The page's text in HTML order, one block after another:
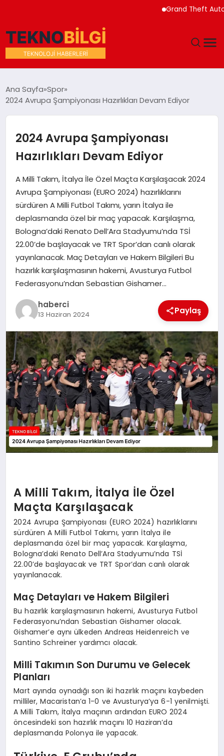
Grand Theft Auto VI
EĞITIM
EKONOMI
MAGAZIN
SAĞLIK
SIYASET
SPOR
TEKNOLOJI
YAŞAM
Ana Sayfa Spor
2024 Avrupa Şampiyonası Hazırlıkları Devam Ediyor
2024 Avrupa Şampiyonası
Hazırlıkları Devam Ediyor
A Milli Takım, İtalya İle Özel Maçta Karşılaşacak 2024
Avrupa Şampiyonası (EURO 2024) hazırlıklarını
sürdüren A Milli Futbol Takımı, yarın İtalya ile
deplasmanda özel bir maç yapacak. Karşılaşma,
Bologna’daki Renato Dell’Ara Stadyumu’nda TSİ
22.00’de başlayacak ve TRT Spor’dan canlı olarak
yayınlanacak. Maç Detayları ve Hakem Bilgileri Bu
hazırlık karşılaşmasının hakemi, Avusturya Futbol
Federasyonu’ndan Sebastian Gishamer…
haberci
13 Haziran 2024 Paylaş
A Milli Takım, İtalya İle Özel
Maçta Karşılaşacak
2024 Avrupa Şampiyonası (EURO 2024) hazırlıklarını
sürdüren A Milli Futbol Takımı, yarın İtalya ile
deplasmanda özel bir maç yapacak. Karşılaşma,
Bologna’daki Renato Dell’Ara Stadyumu’nda TSİ
22.00’de başlayacak ve TRT Spor’dan canlı olarak
yayınlanacak.
Maç Detayları ve Hakem Bilgileri
Bu hazırlık karşılaşmasının hakemi, Avusturya Futbol
Federasyonu’ndan Sebastian Gishamer olacak.
Gishamer’e aynı ülkeden Andreas Heidenreich ve
Santino Schreiner yardımcı olacak.
Milli Takımın Son Durumu ve Gelecek
Planları
Mart ayında oynadığı son iki hazırlık maçını kaybeden
milliler, Macaristan’a 1-0 ve Avusturya’ya 6-1 yenilmişti.
A Milli Takım, İtalya maçının ardından EURO 2024
öncesindeki son hazırlık maçını 10 Haziran’da
deplasmanda Polonya ile yapacak.